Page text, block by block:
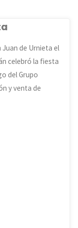
Juan de Urnieta el
celebró la fiesta
del Grupo
y venta de